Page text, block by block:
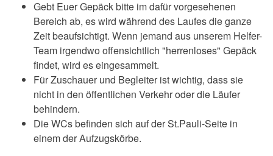
Gebt Euer Gepäck bitte im dafür vorgesehenen
Bereich ab, es wird während des Laufes die ganze
Zeit beaufsichtigt. Wenn jemand aus unserem Helfer-
Team irgendwo offensichtlich "herrenloses" Gepäck
findet, wird es eingesammelt.
Für Zuschauer und Begleiter ist wichtig, dass sie
nicht in den öffentlichen Verkehr oder die Läufer
behindern.
Die WCs befinden sich auf der St.Pauli-Seite in
einem der Aufzugskörbe.